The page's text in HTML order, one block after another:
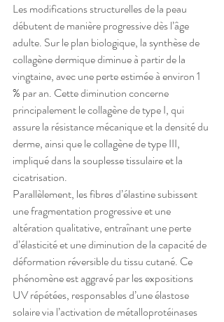
Les modifications structurelles de la peau
débutent de manière progressive dès l’âge
adulte. Sur le plan biologique, la synthèse de
collagène dermique diminue à partir de la
vingtaine, avec une perte estimée à environ 1
% par an. Cette diminution concerne
principalement le collagène de type I, qui
assure la résistance mécanique et la densité du
derme, ainsi que le collagène de type III,
impliqué dans la souplesse tissulaire et la
cicatrisation.
Parallèlement, les fibres d’élastine subissent
une fragmentation progressive et une
altération qualitative, entraînant une perte
d’élasticité et une diminution de la capacité de
déformation réversible du tissu cutané. Ce
phénomène est aggravé par les expositions
UV répétées, responsables d’une élastose
solaire via l’activation de métalloprotéinases